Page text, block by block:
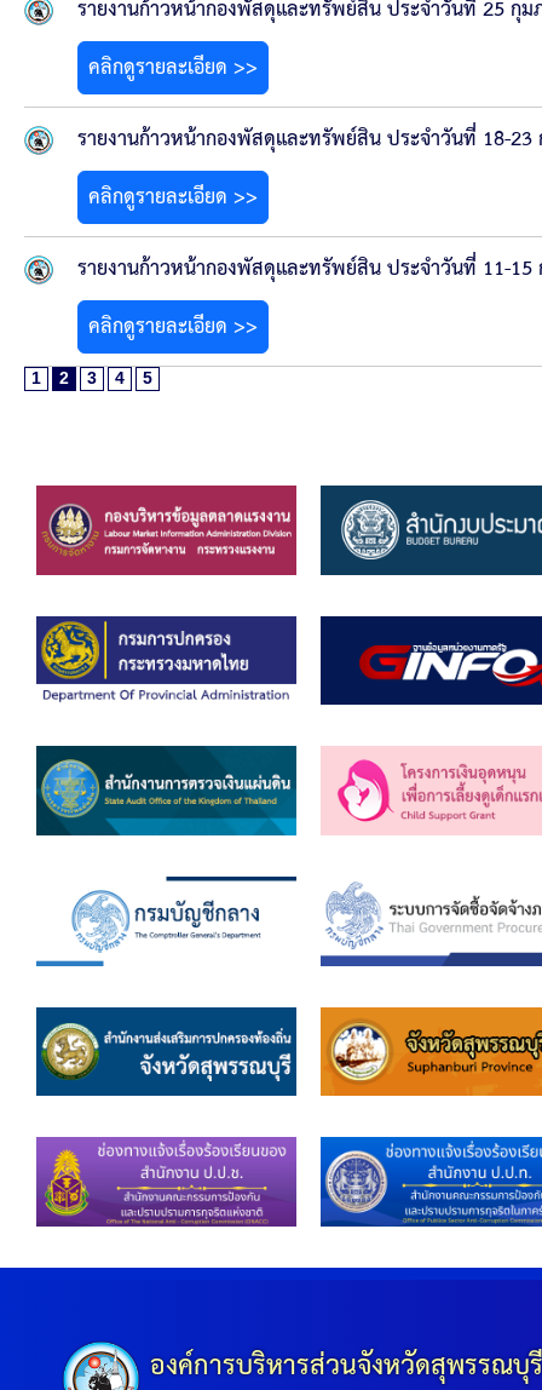
รายงานก้าวหน้ากองพัสดุและทรัพย์สิน ประจำวันที่ 25 กุ
คลิกดูรายละเอียด >>
รายงานก้าวหน้ากองพัสดุและทรัพย์สิน ประจำวันที่ 18-
คลิกดูรายละเอียด >>
รายงานก้าวหน้ากองพัสดุและทรัพย์สิน ประจำวันที่ 11-
คลิกดูรายละเอียด >>
1 2 3 4 5
องค์การบริหารส่วนจังหวัดสุพรรณบุ